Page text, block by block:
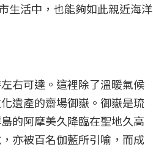
生活中，也能夠如此親近海洋
右可達。這裡除了溫暖氣候
遺產的齋場御嶽。御嶽是琉
的阿摩美久降臨在聖地久高
亦被百名伽藍所引喻，而成